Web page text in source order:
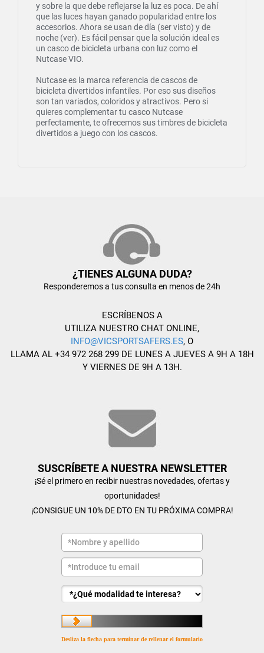
y sobre la que debe reflejarse la luz es poca. De ahí
que las luces hayan ganado popularidad entre los
accesorios. Ahora se usan de día (ser visto) y de
noche (ver). Es fácil pensar que la solución ideal es
un casco de bicicleta urbana con luz como el
Nutcase VIO.
Nutcase es la marca referencia de cascos de
bicicleta divertidos infantiles. Por eso sus diseños
son tan variados, coloridos y atractivos. Pero si
quieres complementar tu casco Nutcase
perfectamente, te ofrecemos sus timbres de bicicleta
divertidos a juego con los cascos.
¿TIENES ALGUNA DUDA?
Responderemos a tus consulta en menos de 24h
ESCRÍBENOS A
UTILIZA NUESTRO CHAT ONLINE,
INFO@VICSPORTSAFERS.ES, O
LLAMA AL +34 972 268 299 DE LUNES A JUEVES A 9H A 18H
Y VIERNES DE 9H A 13H.
SUSCRÍBETE A NUESTRA NEWSLETTER
¡Sé el primero en recibir nuestras novedades, ofertas y
oportunidades!
¡CONSIGUE UN 10% DE DTO EN TU PRÓXIMA COMPRA!
Desliza la flecha para terminar de rellenar el formulario